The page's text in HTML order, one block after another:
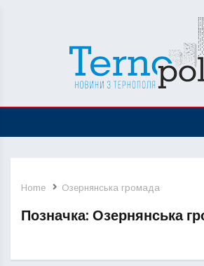
Home Озернянська громада
Позначка: Озернянська